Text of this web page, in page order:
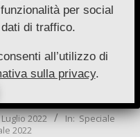
deve fare il
cambia?
2022 In: Speciale
2022
per social
di traffico.
all’utilizzo di
sulla privacy.